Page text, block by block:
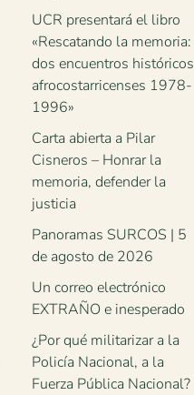
UCR presentará el libro
«Rescatando la memoria:
dos encuentros históricos
afrocostarricenses 1978-
1996»
Carta abierta a Pilar
Cisneros – Honrar la
memoria, defender la
justicia
Panoramas SURCOS | 5
de agosto de 2026
Un correo electrónico
EXTRAÑO e inesperado
¿Por qué militarizar a la
Policía Nacional, a la
Fuerza Pública Nacional?